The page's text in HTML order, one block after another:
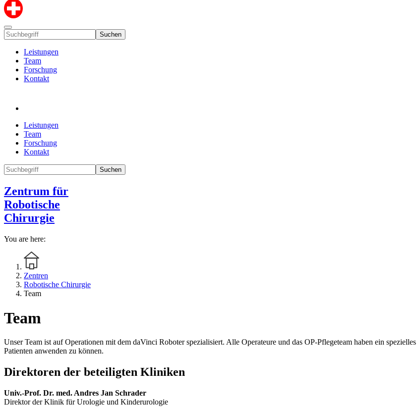
Suchen
Leistungen
Team
Forschung
Kontakt
Leistungen
Team
Forschung
Kontakt
Suchen
Zentrum für
Robotische
Chirurgie
You are here:
Zentren
Robotische Chirurgie
Team
Team
Unser Team ist auf Operationen mit dem daVinci Roboter spezialisiert. Alle Operateure und das OP-Pflegeteam haben ein
Patienten anwenden zu können.
Direktoren der beteiligten Kliniken
Univ.-Prof. Dr. med. Andres Jan Schrader
Direktor der Klinik für Urologie und Kinderurologie